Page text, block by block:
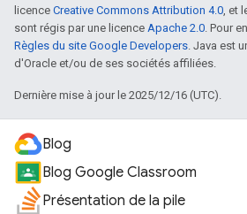
licence Creative Commons Attribution 4.0, et
sont régis par une licence Apache 2.0. Pour
Règles du site Google Developers. Java est
d'Oracle et/ou de ses sociétés affiliées.
Dernière mise à jour le 2025/12/16 (UTC).
Blog
Blog Google Classroom
Présentation de la pile